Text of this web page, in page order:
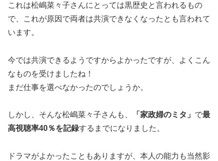
これは松嶋菜々子さんにとっては黒歴史と言われるもの
で、これが原因で両者は共演できなくなったとも言われて
います。
今では共演できるようですからよかったですが、よくこん
なものを受けましたね！
まだ仕事を選べなかったのでしょうか。
しかし、そんな松嶋菜々子さんも、 「家政婦のミタ」 で最
高視聴率40％を記録するまでになりました。
ドラマがよかったこともありますが、本人の能力も当然影